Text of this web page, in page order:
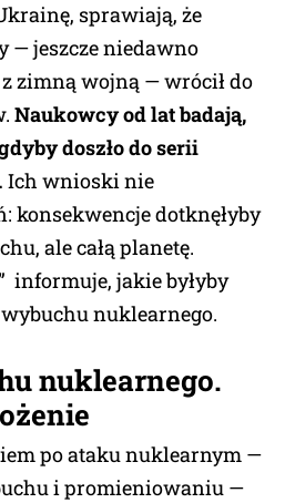
sprawiają, że
— jeszcze niedawno
zimną wojną — wrócił do
Naukowcy od lat badają,
doszło do serii
Ich wnioski nie
konsekwencje dotknęłyby
ale całą planetę.
informuje, jakie byłyby
wybuchu nuklearnego.
nuklearnego.
po ataku nuklearnym —
i promieniowaniu —